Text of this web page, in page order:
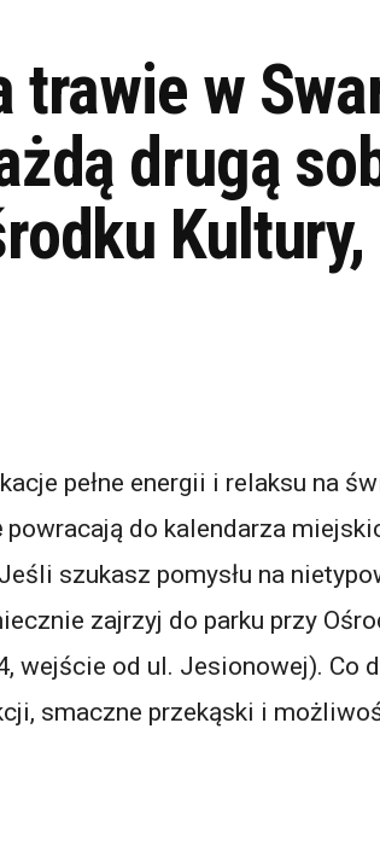
trawie w
drugą
pełne energii i relaksu na
powracają do kalendarza
szukasz pomysłu na
zajrzyj do parku przy
wejście od ul. Jesionowej). Co
smaczne przekąski i